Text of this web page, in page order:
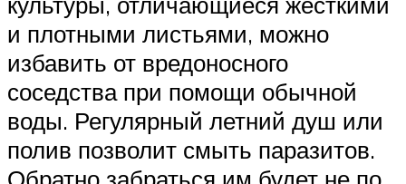
и плотными листьями, можно
избавить от вредоносного
соседства при помощи обычной
воды. Регулярный летний душ или
полив позволит смыть паразитов.
Обратно забраться им будет не по